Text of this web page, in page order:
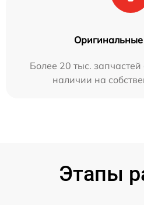
Оригинальные
Более 20 тыс.
наличии на
Этапы